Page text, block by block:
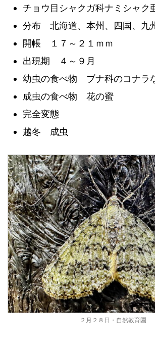
チョウ目シャクガ科ナミシャク
分布 北海道、本州、四国、九
開帳 １７～２１ｍｍ
出現期 ４～９月
幼虫の食べ物 ブナ科のコナラ
成虫の食べ物 花の蜜
完全変態
越冬 成虫
２月２８日・自然教育園